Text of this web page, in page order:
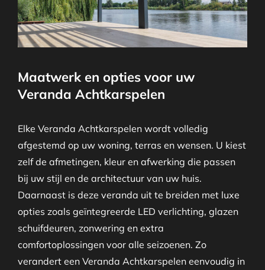
Maatwerk en opties voor uw
Veranda Achtkarspelen
Elke Veranda Achtkarspelen wordt volledig
afgestemd op uw woning, terras en wensen. U kiest
zelf de afmetingen, kleur en afwerking die passen
bij uw stijl en de architectuur van uw huis.
Daarnaast is deze veranda uit te breiden met luxe
opties zoals geïntegreerde LED verlichting, glazen
schuifdeuren, zonwering en extra
comfortoplossingen voor alle seizoenen. Zo
verandert een Veranda Achtkarspelen eenvoudig in